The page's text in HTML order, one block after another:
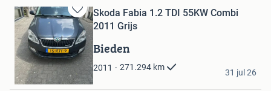
Bewaren
in
Mijn
Favorieten
Skoda Fabia 1.2 TDI 55KW Combi
2011 Grijs
Bieden
2011 271.294 km
leo
Heinkenszand
31 jul 26